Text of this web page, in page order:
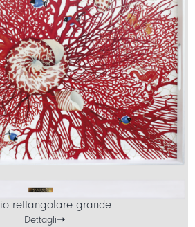
rettangolare grande
Dettagli